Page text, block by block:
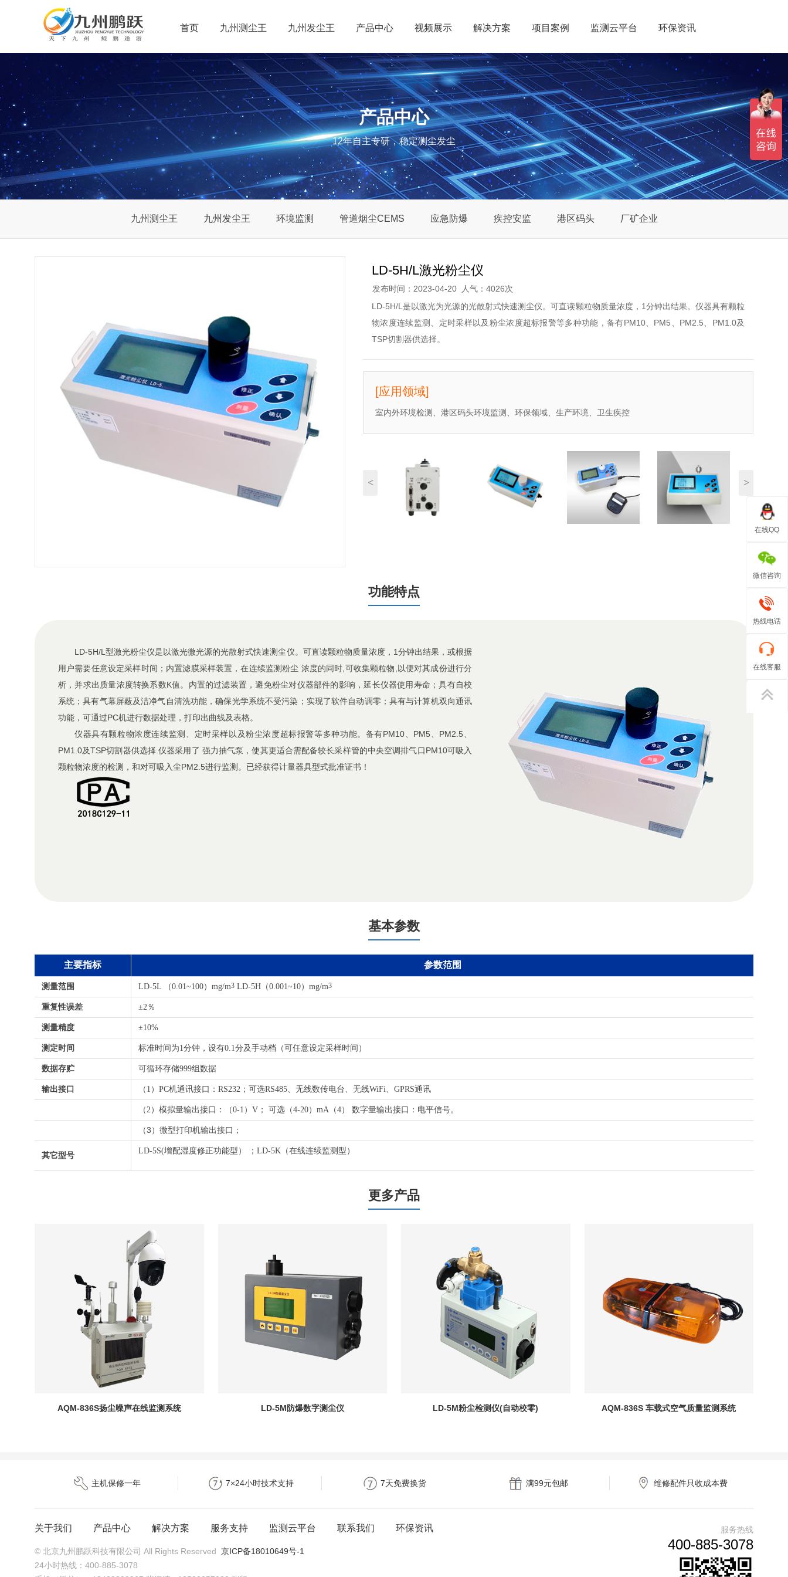
首页 九州测尘王 九州发尘王 产品中心 视频展示 解决方案 项目案例 监测云平台 环保资讯
产品中心
12年自主专研，稳定测尘发尘
九州测尘王 九州发尘王 环境监测 管道烟尘CEMS 应急防爆 疾控安监 港区码头 厂矿企业
LD-5H/L激光粉尘仪
发布时间：2023-04-20 人气：4026次
LD-5H/L是以激光为光源的光散射式快速测尘仪。可直读颗粒物质量浓度，1分钟出结果。仪器具有颗粒
物浓度连续监测、定时采样以及粉尘浓度超标报警等多种功能，备有PM10、PM5、PM2.5、PM1.0及
TSP切割器供选择。
[应用领域]
室内外环境检测、港区码头环境监测、环保领域、生产环境、卫生疾控
< >
功能特点
LD-5H/L型激光粉尘仪是以激光微光源的光散射式快速测尘仪。可直读颗粒物质量浓度，1分钟出结果，或根据
用户需要任意设定采样时间；内置滤膜采样装置，在连续监测粉尘 浓度的同时,可收集颗粒物,以便对其成份进行分
析，并求出质量浓度转换系数K值。内置的过滤装置，避免粉尘对仪器部件的影响，延长仪器使用寿命；具有自校
系统；具有气幕屏蔽及洁净气自清洗功能，确保光学系统不受污染；实现了软件自动调零；具有与计算机双向通讯
功能，可通过PC机进行数据处理，打印出曲线及表格。
仪器具有颗粒物浓度连续监测、定时采样以及粉尘浓度超标报警等多种功能。备有PM10、PM5、PM2.5、
PM1.0及TSP切割器供选择.仪器采用了 强力抽气泵，使其更适合需配备较长采样管的中央空调排气口PM10可吸入
颗粒物浓度的检测，和对可吸入尘PM2.5进行监测。 已经获得计量器具型式批准证书！
基本参数
主要指标 参数范围
测量范围 LD-5L （0.01~100）mg/m3 LD-5H（0.001~10）mg/m3
重复性误差 ±2％
测量精度 ±10%
测定时间 标准时间为1分钟，设有0.1分及手动档（可任意设定采样时间）
数据存贮 可循环存储999组数据
输出接口 （1）PC机通讯接口：RS232；可选RS485、无线数传电台、无线WiFi、GPRS通讯
（2）模拟量输出接口：（0-1）V； 可选（4-20）mA（4） 数字量输出接口：电平信号。
（3）微型打印机输出接口；
其它型号 LD-5S(增配湿度修正功能型） ；LD-5K（在线连续监测型）
更多产品
AQM-836S扬尘噪声在线监测系统 LD-5M防爆数字测尘仪 LD-5M粉尘检测仪(自动校零) AQM-836S 车载式空气质量监测系统
主机保修一年 7×24小时技术支持 7天免费换货 满99元包邮 维修配件只收成本费
服务热线
400-885-3078
关于我们 产品中心 解决方案 服务支持 监测云平台 联系我们 环保资讯
© 北京九州鹏跃科技有限公司 All Rights Reserved 京ICP备18010649号-1
24小时热线：400-885-3078
在线QQ
微信咨询
热线电话
在线客服